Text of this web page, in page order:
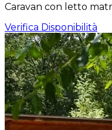
Caravan con letto
Verifica Disponibilità